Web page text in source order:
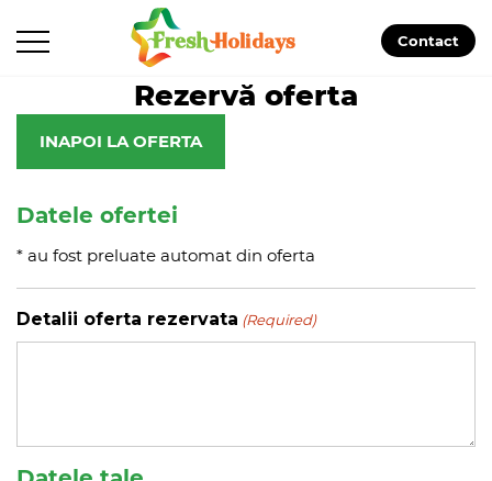
Contact
Rezervă oferta
INAPOI LA OFERTA
Datele ofertei
* au fost preluate automat din oferta
Detalii oferta rezervata (Required)